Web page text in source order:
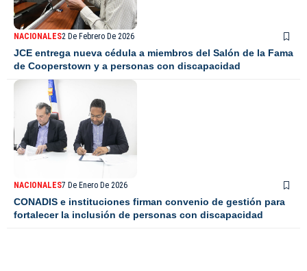
NACIONALES2 De Febrero De 2026
JCE entrega nueva cédula a miembros del Salón de la Fama
de Cooperstown y a personas con discapacidad
NACIONALES7 De Enero De 2026
CONADIS e instituciones firman convenio de gestión para
fortalecer la inclusión de personas con discapacidad